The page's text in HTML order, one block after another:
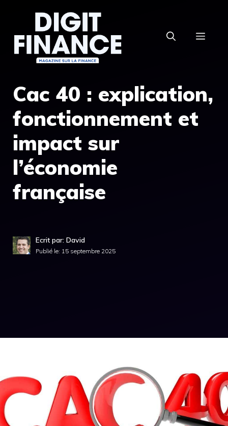
contenu
Cac 40 : explication,
fonctionnement et
impact sur
l’économie
française
Ecrit par: David
Publié le: 15 septembre 2025